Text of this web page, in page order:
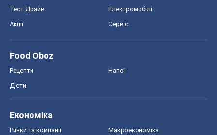
Тест Драйв Електромобілі
Акції Сервіс
Food Oboz
Рецепти Напої
Дієти
Економіка
Ринки та компанії Макроекономіка